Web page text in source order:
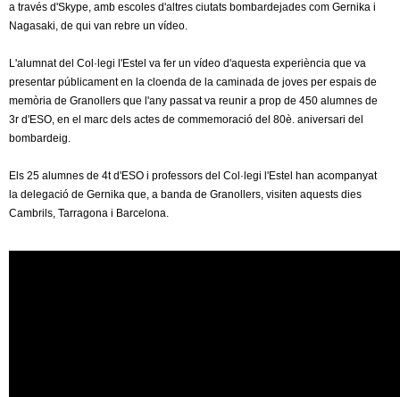
s
a través d'Skype, amb escoles d'altres ciutats bombardejades com Gernika i
Nagasaki, de qui van rebre un vídeo.
L'alumnat del Col·legi l'Estel va fer un vídeo d'aquesta experiència que va
presentar públicament en la cloenda de la caminada de joves per espais de
memòria de Granollers que l'any passat va reunir a prop de 450 alumnes de
3r d'ESO, en el marc dels actes de commemoració del 80è. aniversari del
bombardeig.
Els 25 alumnes de 4t d'ESO i professors del Col·legi l'Estel han acompanyat
la delegació de Gernika que, a banda de Granollers, visiten aquests dies
Cambrils, Tarragona i Barcelona.